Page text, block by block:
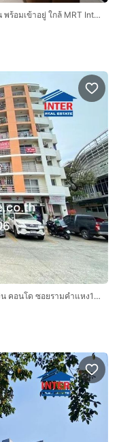
ขาย เช่าพลัมคอนโด ราม 60 ห้องมุม – 2 ห้องนอน พร้อมเข้าอยู่ ใกล้ MRT Interchange ลำสาลี
คอนโดมิเนียม 40.08 ตร.ม. อัสสกาญจน์ เพลส ทวิน คอนโด ซอยรามคําแหง105-1 ถนนรามคำแหง ถนนลาดพร้าว เขตบางกะปิ กรุงเทพมหานคร